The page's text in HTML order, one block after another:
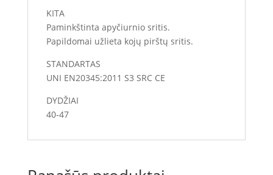
KITA
Paminkštinta apyčiurnio sritis.
Papildomai užlieta kojų pirštų sritis.
STANDARTAS
UNI EN20345:2011 S3 SRC CE
DYDŽIAI
40-47